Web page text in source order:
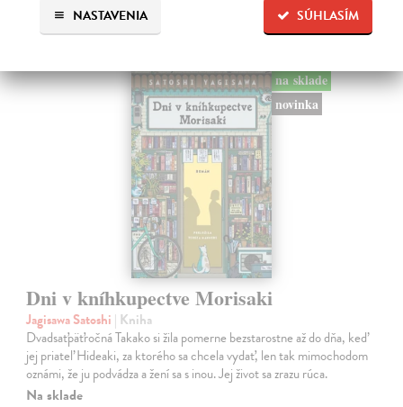
SÚHLASÍM
NASTAVENIA
32,85 € ?
na sklade
novinka
Dni v kníhkupectve Morisaki
Jagisawa Satoshi | Kniha
Dvadsaťpäťročná Takako si žila pomerne bezstarostne až do dňa, keď
jej priateľ Hideaki, za ktorého sa chcela vydať, len tak mimochodom
oznámi, že ju podvádza a žení sa s inou. Jej život sa zrazu rúca.
Na sklade